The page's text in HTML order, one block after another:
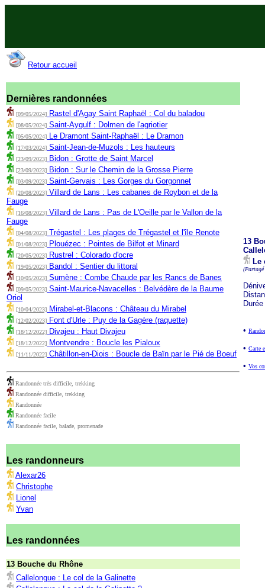
Retour accueil
Dernières randonnées
[09/05/2024] Rastel d'Agay Saint Raphaël : Col du baladou
[08/05/2024] Saint-Aygulf : Dolmen de l'agriotier
[05/05/2024] Le Dramont Saint-Raphaël : Le Dramon
[17/03/2024] Saint-Jean-de-Muzols : Les hauteurs
[23/09/2023] Bidon : Grotte de Saint Marcel
[23/09/2023] Bidon : Sur le Chemin de la Grosse Pierre
[03/09/2023] Saint-Gervais : Les Gorges du Gorgonnet
[20/08/2023] Villard de Lans : Les cabanes de Roybon et de la
Fauge
[16/08/2023] Villard de Lans : Pas de L'Oeille par le Vallon de la
Fauge
[04/08/2023] Trégastel : Les plages de Trégastel et l'île Renote
[01/08/2023] Plouézec : Pointes de Bilfot et Minard
[20/05/2023] Rustrel : Colorado d'ocre
[19/05/2023] Bandol : Sentier du littoral
[10/05/2023] Sumène : Combe Chaude par les Rancs de Banes
[09/05/2023] Saint-Maurice-Navacelles : Belvédère de la Baume
Oriol
[10/04/2023] Mirabel-et-Blacons : Château du Mirabel
[12/02/2023] Font d'Urle : Puy de la Gagère (raquette)
[18/12/2022] Divajeu : Haut Divajeu
[18/12/2022] Montvendre : Boucle les Pialoux
[11/11/2022] Châtillon-en-Diois : Boucle de Baïn par le Pié de Boeuf
Randonnée très difficile, trekking
Randonnée difficile, trekking
Randonnée
Randonnée facile
Randonnée facile, balade, promenade
Les randonneurs
Alexar26
Christophe
Lionel
Yvan
Les randonnées
13 Bouche du Rhône
Callelongue : Le col de la Galinette
13
Le
•
• Carte
• Vos